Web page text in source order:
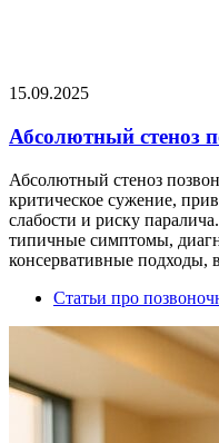
15.09.2025
Абсолютный стеноз
Абсолютный стеноз
критическое сужение,
слабости и риску
типичные симптомы,
консервативные подходы,
Статьи про